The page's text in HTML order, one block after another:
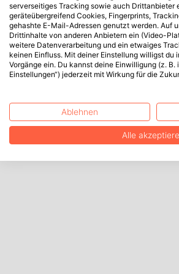
serverseitiges Tracking sowie auch Drittanbieter
geräteübergreifend Cookies, Fingerprints,
gehashte E-Mail-Adressen genutzt werden. Auf
Drittinhalte von anderen Anbietern ein (Video-
weitere Datenverarbeitung und ein etwaiges
keinen Einfluss. Mit deiner Einstellung willigst du
Vorgänge ein. Du kannst deine Einwilligung (z. B.
Einstellungen“) jederzeit mit Wirkung für die
Ablehnen
Alle